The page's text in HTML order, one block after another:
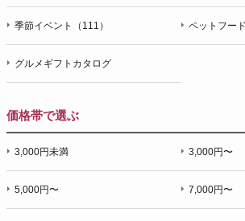
季節イベント（111） ペットフード
グルメギフトカタログ
価格帯で選ぶ
3,000円未満 3,000円〜
5,000円〜 7,000円〜